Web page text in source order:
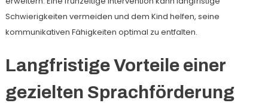
Schwierigkeiten vermeiden und dem Kind helfen, seine
kommunikativen Fähigkeiten optimal zu entfalten.
Langfristige Vorteile einer
gezielten Sprachförderung